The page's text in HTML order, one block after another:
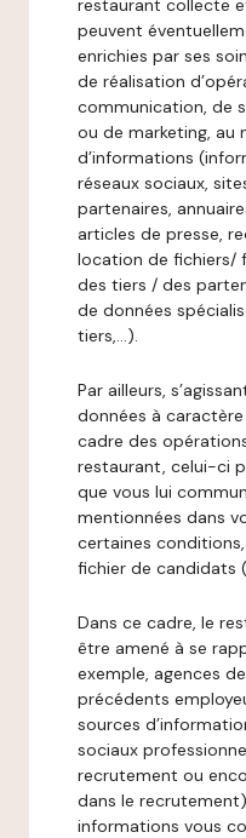
restaurant collecte
peuvent
enrichies par ses
de réalisation
communication, de
ou de marketing, au
d’informations
réseaux sociaux,
partenaires,
articles de presse,
location de fichiers/
des tiers / des
de données
tiers,…).
Par ailleurs,
données à
cadre des
restaurant, celui-ci
que vous lui
mentionnées dans
certaines
fichier de candidats
Dans ce cadre, le
être amené à se
exemple, agences
précédents
sources
sociaux
recrutement ou
dans le
informations vous